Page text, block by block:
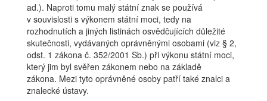
ad.). Naproti tomu malý státní znak se používá
v souvislosti s výkonem státní moci, tedy na
rozhodnutích a jiných listinách osvědčujících důležité
skutečnosti, vydávaných oprávněnými osobami (viz § 2,
odst. 1 zákona č. 352/2001 Sb.) při výkonu státní moci,
který jim byl svěřen zákonem nebo na základě
zákona. Mezi tyto oprávněné osoby patří také znalci a
znalecké ústavy.